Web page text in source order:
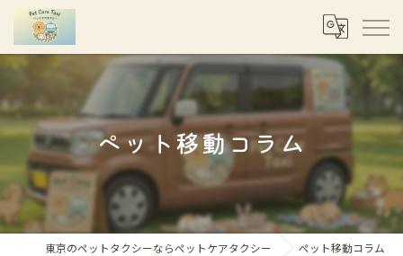
ペット移動コラム
東京のペットタクシーならペットケアタクシー ペット移動コラム